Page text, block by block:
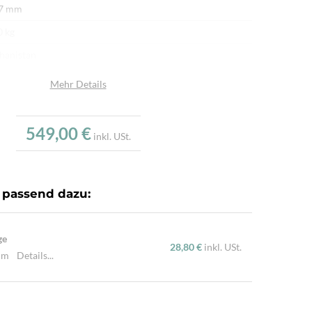
mm
Hochlandschafwolle, Handgesponnene Wolle, Mit
Mehr Details
549,00 € inkl. USt.
dazu:
Details...
28,80 € inkl. USt.